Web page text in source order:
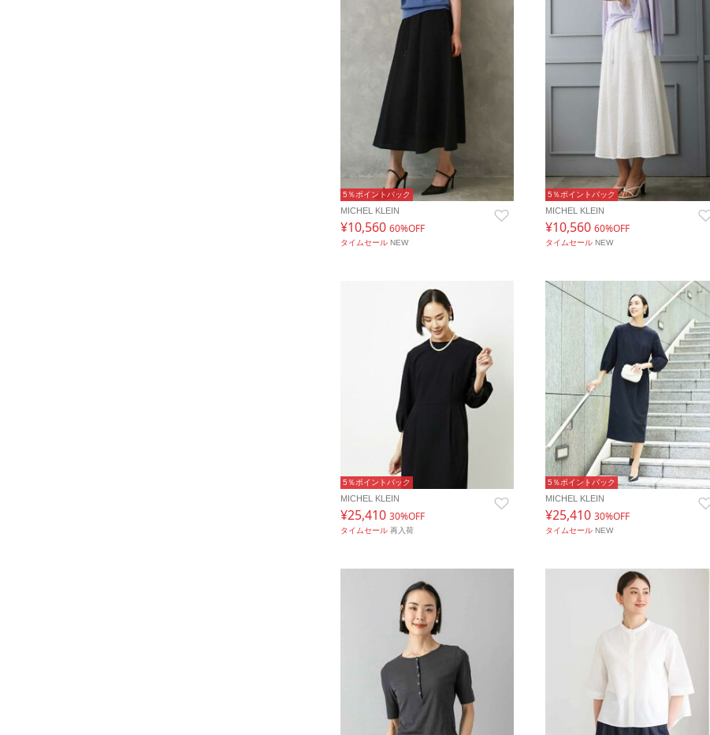
5％ポイントバック
MICHEL KLEIN
¥10,560 60%OFF
タイムセール NEW
5％ポイントバック
MICHEL KLEIN
¥10,560 60%OFF
タイムセール NEW
5％ポイントバック
MICHEL KLEIN
¥25,410 30%OFF
タイムセール 再入荷
5％ポイントバック
MICHEL KLEIN
¥25,410 30%OFF
タイムセール NEW